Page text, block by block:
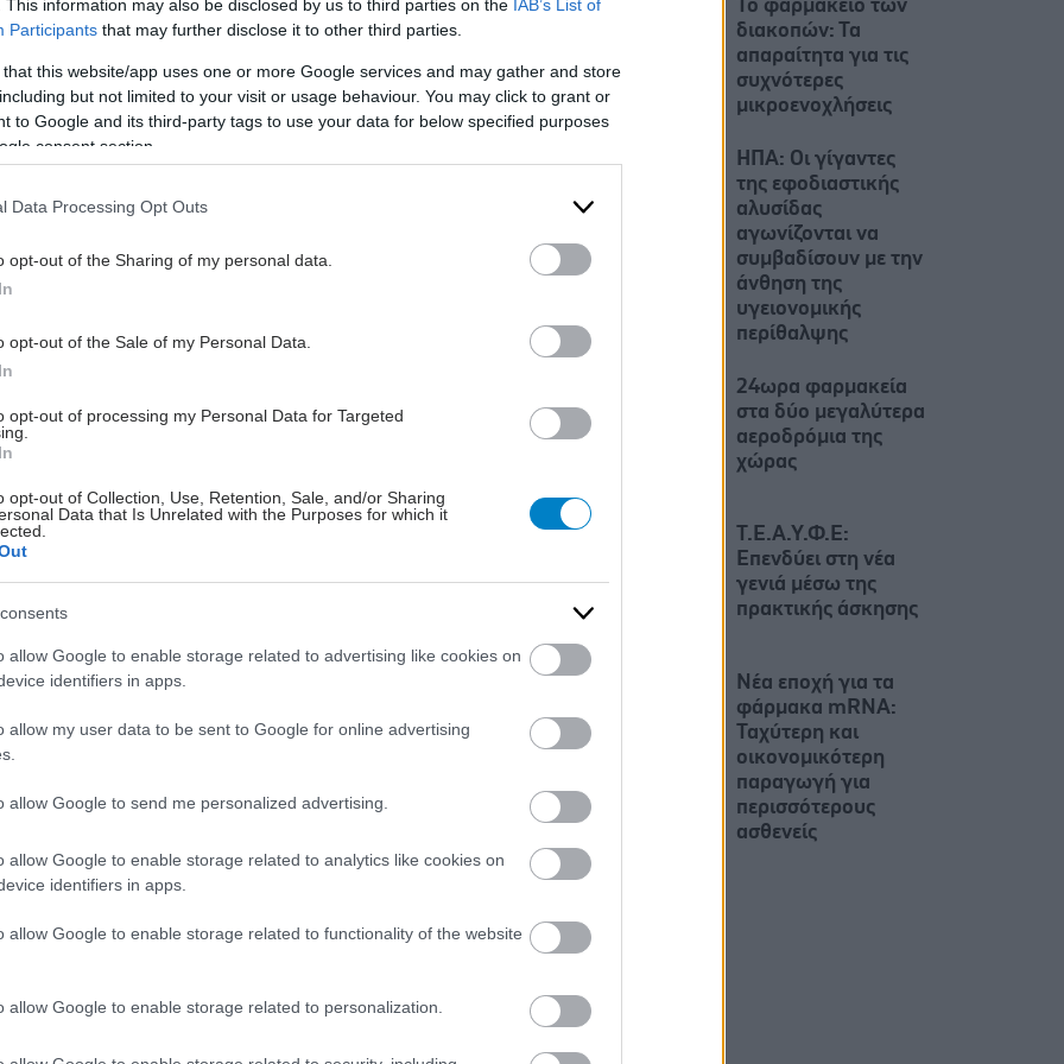
This information may also be disclosed by us to third parties on the IAB’s List of
Participants that may further disclose it to other third parties.
that this website/app uses one or more Google services and may gather and store
but not limited to your visit or usage behaviour. You may click to grant or
to Google and its third-party tags to use your data for below specified purposes
consent section.
Data Processing Opt Outs
opt-out of the Sharing of my personal data.
opt-out of the Sale of my Personal Data.
opt-out of processing my Personal Data for Targeted
opt-out of Collection, Use, Retention, Sale, and/or Sharing
Data that Is Unrelated with the Purposes for which it
allow Google to enable storage related to advertising like cookies on
identifiers in apps.
allow my user data to be sent to Google for online advertising
allow Google to send me personalized advertising.
allow Google to enable storage related to analytics like cookies on
identifiers in apps.
allow Google to enable storage related to functionality of the website
allow Google to enable storage related to personalization.
μέσα από την ενότηταΜικροβιολογικές εξετάσεις
.
εργαλείο και για πολλούς άλλους επαγγελματίες
και ειδικότερα για:
γιατρούς / Παθολόγους
Το φαρμακείο των
διακοπών: Τα
απαραίτητα για τις
συχνότερες
μικροενοχλήσεις
ΗΠΑ: Οι γίγαντες
της εφοδιαστικής
αλυσίδας
αγωνίζονται να
συμβαδίσουν με την
άνθηση της
υγειονομικής
περίθαλψης
24ωρα φαρμακεία
στα δύο μεγαλύτερα
αεροδρόμια της
χώρας
Τ.Ε.Α.Υ.Φ.Ε:
Επενδύει στη νέα
γενιά μέσω της
πρακτικής άσκησης
Νέα εποχή για τα
φάρμακα mRNA:
Ταχύτερη και
οικονομικότερη
παραγωγή για
περισσότερους
ασθενείς